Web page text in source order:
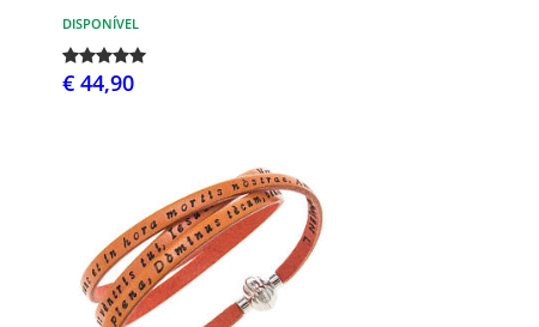
DISPONÍVEL
€ 44,90